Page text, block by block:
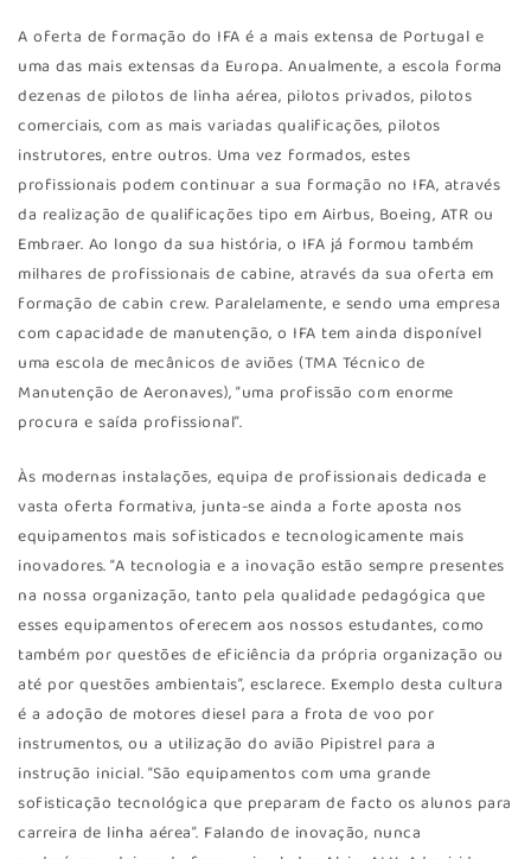
A oferta de formação do IFA é a mais extensa de Portugal e
uma das mais extensas da Europa. Anualmente, a escola forma
dezenas de pilotos de linha aérea, pilotos privados, pilotos
comerciais, com as mais variadas qualificações, pilotos
instrutores, entre outros. Uma vez formados, estes
profissionais podem continuar a sua formação no IFA, através
da realização de qualificações tipo em Airbus, Boeing, ATR ou
Embraer. Ao longo da sua história, o IFA já formou também
milhares de profissionais de cabine, através da sua oferta em
formação de cabin crew. Paralelamente, e sendo uma empresa
com capacidade de manutenção, o IFA tem ainda disponível
uma escola de mecânicos de aviões (TMA Técnico de
Manutenção de Aeronaves), “uma profissão com enorme
procura e saída profissional”.
Às modernas instalações, equipa de profissionais dedicada e
vasta oferta formativa, junta-se ainda a forte aposta nos
equipamentos mais sofisticados e tecnologicamente mais
inovadores. “A tecnologia e a inovação estão sempre presentes
na nossa organização, tanto pela qualidade pedagógica que
esses equipamentos oferecem aos nossos estudantes, como
também por questões de eficiência da própria organização ou
até por questões ambientais”, esclarece. Exemplo desta cultura
é a adoção de motores diesel para a frota de voo por
instrumentos, ou a utilização do avião Pipistrel para a
instrução inicial. “São equipamentos com uma grande
sofisticação tecnológica que preparam de facto os alunos para
carreira de linha aérea”. Falando de inovação, nunca